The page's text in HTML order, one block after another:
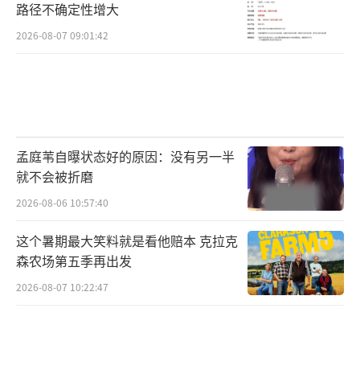
商业价值，昨天还在踩你的资本，明天就能把
你捧上天。
恒的背景音，角色才是你活下去的血包。你能
做的，不是让背景音消失，而是确保自己手里
的血包足够多，足够厚。至于她能不能站稳顶
流，未来不重要。在内娱这个大型赌场里，能
赢下今晚，已经是一种了不起的奢侈。毕竟，
逆风翻盘的爽文，谁不爱看呢？尤其当这篇爽
文的主角，用最笨拙也最聪明的方式，给了这
路径不确定性增大
2026-08-07 09:01:42
孟庭苇自曝状态好的原因：没有另一半
就不会被折磨
2026-08-06 10:57:40
这个暑期最大笑料就是看他赔本 克拉克
森农场第五季再出发
2026-08-07 10:22:47